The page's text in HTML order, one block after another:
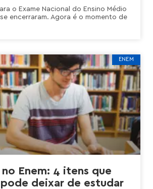
o Exame Nacional do Ensino Médio
encerraram. Agora é o momento de
ENEM
Enem: 4 itens que
deixar de estudar